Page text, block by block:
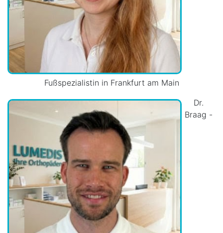
Fußspezialistin in Frankfurt am Main
Dr.
Braag -